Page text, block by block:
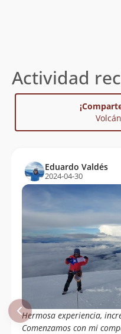
Actividad
Eduardo Valdés
2024-04-30
Hermosa experiencia,
Comenzamos con mi